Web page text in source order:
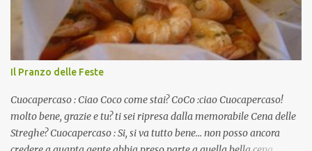
Il Pranzo delle Feste
Cuocapercaso : Ciao Coco come stai? CoCo :ciao Cuocapercaso!
molto bene, grazie e tu? ti sei ripresa dalla memorabile Cena delle
Streghe? Cuocapercaso : Si, si va tutto bene… non posso ancora